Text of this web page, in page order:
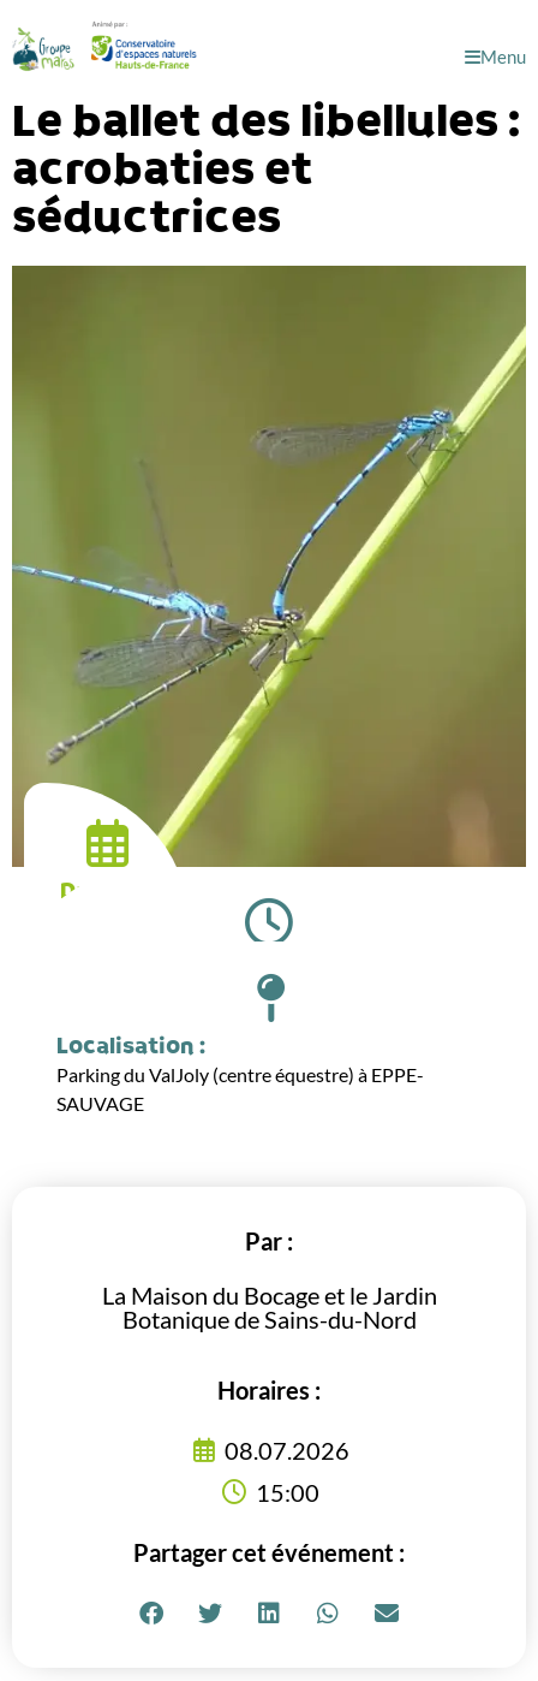
Menu
Le ballet des libellules :
acrobaties et
séductrices
Date :
Localisation :
Parking du ValJoly (centre équestre) à EPPE-
SAUVAGE
Par :
La Maison du Bocage et le Jardin
Botanique de Sains-du-Nord
Horaires :
08.07.2026
15:00
Partager cet événement :